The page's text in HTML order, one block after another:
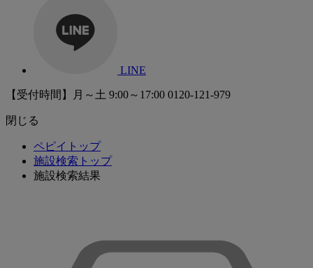
LINE
【受付時間】月～土 9:00～17:00 0120-121-979
閉じる
ペピイトップ
施設検索トップ
施設検索結果